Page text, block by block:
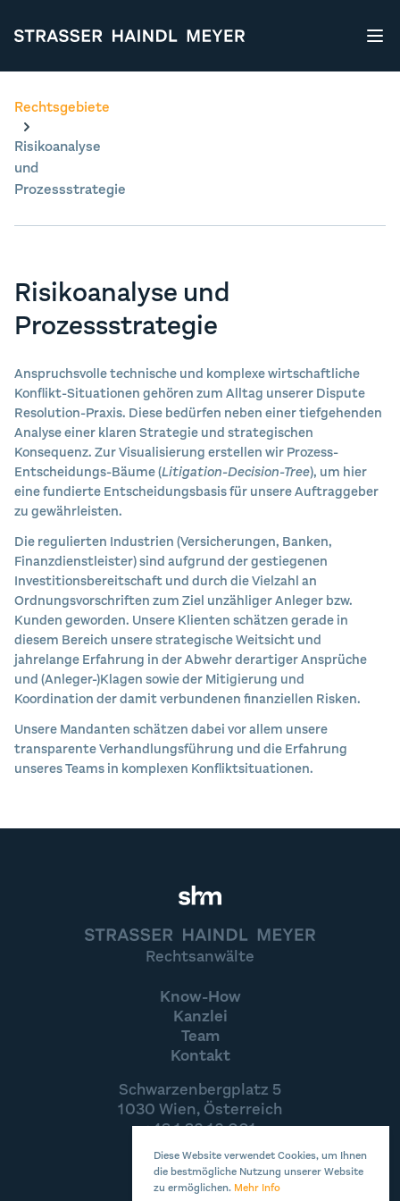
Diese Website verwendet Cookies, um Ihnen
die bestmögliche Nutzung unserer Website
zu ermöglichen. Mehr Info
STRASSER HAINDL MEYER
Rechtsgebiete
Risikoanalyse
und
Prozessstrategie
Risikoanalyse und
Prozessstrategie
Anspruchsvolle technische und komplexe wirtschaftliche
Konflikt-Situationen gehören zum Alltag unserer Dispute
Resolution-Praxis. Diese bedürfen neben einer tiefgehenden
Analyse einer klaren Strategie und strategischen
Konsequenz. Zur Visualisierung erstellen wir Prozess-
Entscheidungs-Bäume (Litigation-Decision-Tree), um hier
eine fundierte Entscheidungsbasis für unsere Auftraggeber
zu gewährleisten.
Die regulierten Industrien (Versicherungen, Banken,
Finanzdienstleister) sind aufgrund der gestiegenen
Investitionsbereitschaft und durch die Vielzahl an
Ordnungsvorschriften zum Ziel unzähliger Anleger bzw.
Kunden geworden. Unsere Klienten schätzen gerade in
diesem Bereich unsere strategische Weitsicht und
jahrelange Erfahrung in der Abwehr derartiger Ansprüche
und (Anleger-)Klagen sowie der Mitigierung und
Koordination der damit verbundenen finanziellen Risken.
Unsere Mandanten schätzen dabei vor allem unsere
transparente Verhandlungsführung und die Erfahrung
unseres Teams in komplexen Konfliktsituationen.
STRASSER HAINDL MEYER
Rechtsanwälte
Know-How
Kanzlei
Team
Kontakt
Schwarzenbergplatz 5
1030 Wien, Österreich
+43 1 36 16 001
office@shm.at